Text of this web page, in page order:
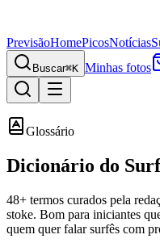
PrevisãoHomePicosNotícias
Buscar⌘K Minhas fotos
Glossário
Dicionário do Surf
48+ termos curados pela
stoke. Bom para iniciantes
quem quer falar surfês com